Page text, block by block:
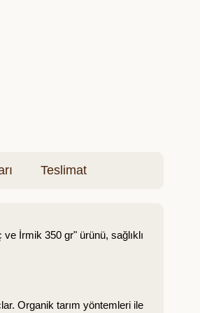
Teslimat
İrmik 350 gr" ürünü, sağlıklı
Organik tarım yöntemleri ile